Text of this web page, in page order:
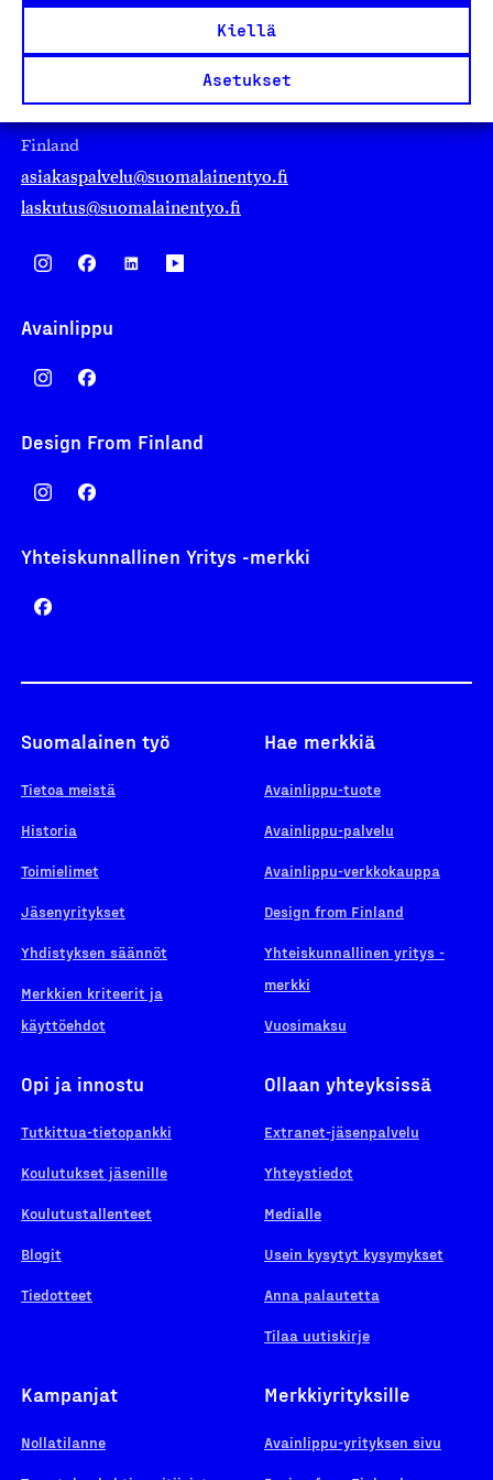
Kiellä
Asetukset
Finland
asiakaspalvelu@suomalainentyo.fi
laskutus@suomalainentyo.fi
Avainlippu
Design From Finland
Yhteiskunnallinen Yritys -merkki
Suomalainen työ
Tietoa meistä
Historia
Toimielimet
Jäsenyritykset
Yhdistyksen säännöt
Merkkien kriteerit ja
käyttöehdot
Hae merkkiä
Avainlippu-tuote
Avainlippu-palvelu
Avainlippu-verkkokauppa
Design from Finland
Yhteiskunnallinen yritys -
merkki
Vuosimaksu
Opi ja innostu
Tutkittua-tietopankki
Koulutukset jäsenille
Koulutustallenteet
Blogit
Tiedotteet
Ollaan yhteyksissä
Extranet-jäsenpalvelu
Yhteystiedot
Medialle
Usein kysytyt kysymykset
Anna palautetta
Tilaa uutiskirje
Kampanjat
Nollatilanne
Merkkiyrityksille
Avainlippu-yrityksen sivu